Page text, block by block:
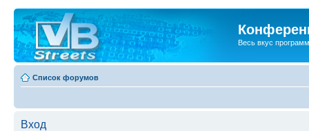
Весь вкус
Список форумов
Вход